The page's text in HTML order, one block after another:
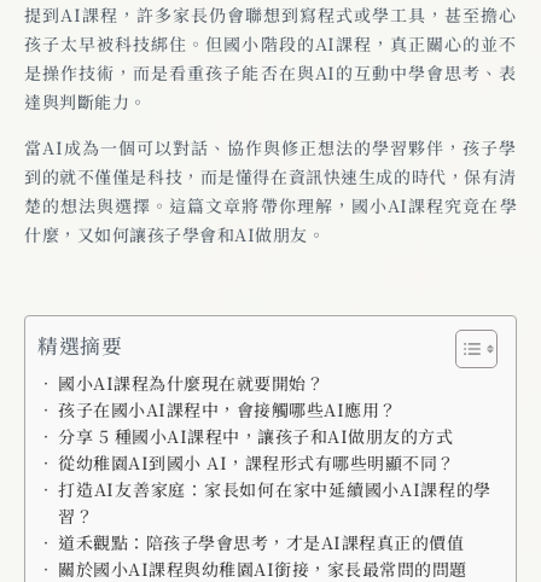
提到AI課程，許多家長仍會聯想到寫程式或學工具，甚至擔心
孩子太早被科技綁住。但國小階段的AI課程，真正關心的並不
是操作技術，而是看重孩子能否在與AI的互動中學會思考、表
達與判斷能力。
當AI成為一個可以對話、協作與修正想法的學習夥伴，孩子學
到的就不僅僅是科技，而是懂得在資訊快速生成的時代，保有清
楚的想法與選擇。這篇文章將帶你理解，國小AI課程究竟在學
什麼，又如何讓孩子學會和AI做朋友。
精選摘要
國小AI課程為什麼現在就要開始？
孩子在國小AI課程中，會接觸哪些AI應用？
分享 5 種國小AI課程中，讓孩子和AI做朋友的方式
從幼稚園AI到國小 AI，課程形式有哪些明顯不同？
打造AI友善家庭：家長如何在家中延續國小AI課程的學
習？
道禾觀點：陪孩子學會思考，才是AI課程真正的價值
關於國小AI課程與幼稚園AI銜接，家長最常問的問題